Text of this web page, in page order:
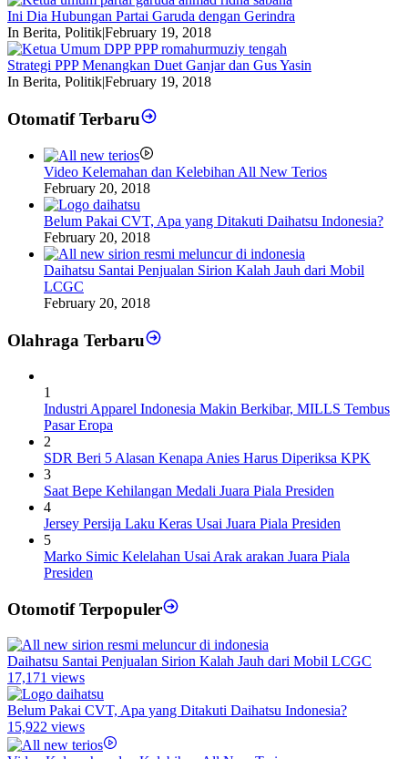
Ini Dia Hubungan Partai Garuda dengan Gerindra
In Berita, Politik|February 19, 2018
Strategi PPP Menangkan Duet Ganjar dan Gus Yasin
In Berita, Politik|February 19, 2018
Otomatif Terbaru
Video Kelemahan dan Kelebihan All New Terios
February 20, 2018
Belum Pakai CVT, Apa yang Ditakuti Daihatsu Indonesia?
February 20, 2018
Daihatsu Santai Penjualan Sirion Kalah Jauh dari Mobil
LCGC
February 20, 2018
Olahraga Terbaru
1
Industri Apparel Indonesia Makin Berkibar, MILLS Tembus
Pasar Eropa
2
SDR Beri 5 Alasan Kenapa Anies Harus Diperiksa KPK
3
Saat Bepe Kehilangan Medali Juara Piala Presiden
4
Jersey Persija Laku Keras Usai Juara Piala Presiden
5
Marko Simic Kelelahan Usai Arak arakan Juara Piala
Presiden
Otomotif Terpopuler
Daihatsu Santai Penjualan Sirion Kalah Jauh dari Mobil LCGC
17,171 views
Belum Pakai CVT, Apa yang Ditakuti Daihatsu Indonesia?
15,922 views